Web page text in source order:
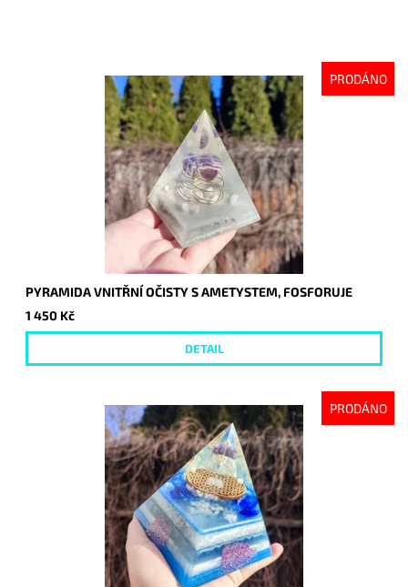
PRODÁNO
PYRAMIDA VNITŘNÍ OČISTY S AMETYSTEM, FOSFORUJE
1 450 Kč
DETAIL
PRODÁNO